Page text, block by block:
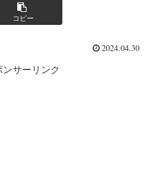
コピー
2024.04.30
ンサーリンク